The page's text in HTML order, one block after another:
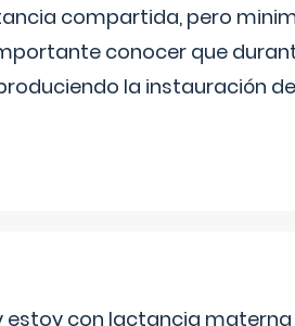
compartida, pero
conocer que
la instauración
estoy con lactancia